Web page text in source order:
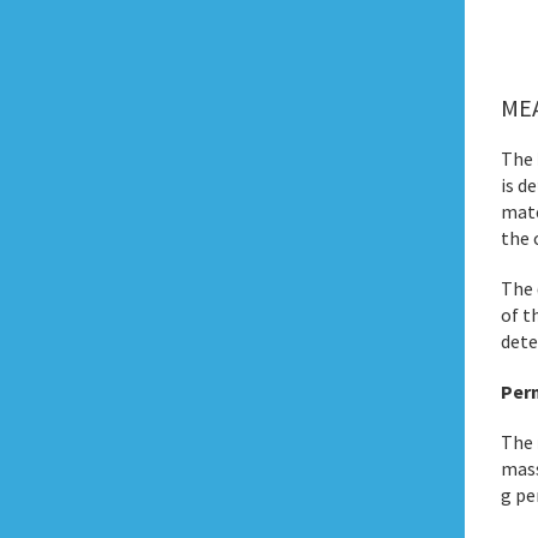
is
the
of
g